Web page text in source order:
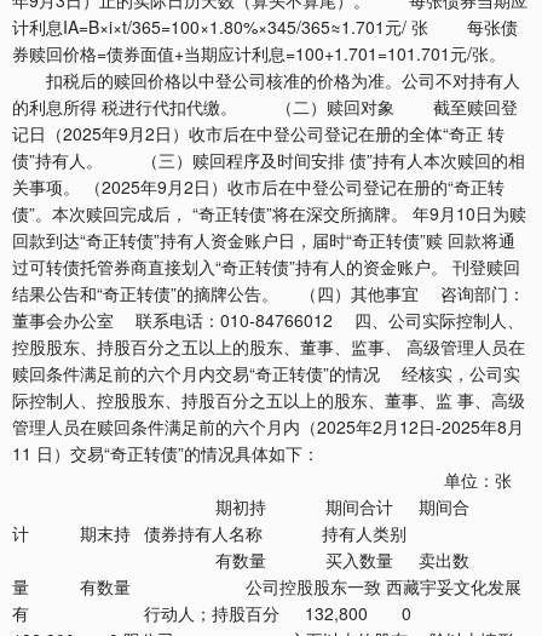
计利息IA=B×i×t/365=100×1.80%×345/365≈1.701元/ 张 每张债
券赎回价格=债券面值+当期应计利息=100+1.701=101.701元/张。
扣税后的赎回价格以中登公司核准的价格为准。公司不对持有人
的利息所得 税进行代扣代缴。 （二）赎回对象 截至赎回登
记日（2025年9月2日）收市后在中登公司登记在册的全体“奇正 转
债”持有人。 （三）赎回程序及时间安排 债”持有人本次赎回的相
关事项。 （2025年9月2日）收市后在中登公司登记在册的“奇正转
债”。本次赎回完成后， “奇正转债”将在深交所摘牌。 年9月10日为赎
回款到达“奇正转债”持有人资金账户日，届时“奇正转债”赎 回款将通
过可转债托管券商直接划入“奇正转债”持有人的资金账户。 刊登赎回
结果公告和“奇正转债”的摘牌公告。 （四）其他事宜 咨询部门：
董事会办公室 联系电话：010-84766012 四、公司实际控制人、
控股股东、持股百分之五以上的股东、董事、监事、 高级管理人员在
赎回条件满足前的六个月内交易“奇正转债”的情况 经核实，公司实
际控制人、控股股东、持股百分之五以上的股东、董事、监 事、高级
管理人员在赎回条件满足前的六个月内（2025年2月12日-2025年8月
11 日）交易“奇正转债”的情况具体如下：
单位：张
期初持 期间合计 期间合
计 期末持 债券持有人名称 持有人类别
有数量 买入数量 卖出数
量 有数量 公司控股股东一致 西藏宇妥文化发展
有 行动人；持股百分 132,800 0